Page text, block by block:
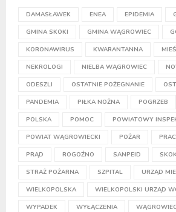
DAMASŁAWEK ENEA EPIDEMIA
GMINA SKOKI GMINA WĄGROWIEC
KORONAWIRUS KWARANTANNA
NEKROLOGI NIELBA WĄGROWIEC
ODESZLI OSTATNIE POŻEGNANIE
PANDEMIA PIŁKA NOŻNA POGRZEB
POLSKA POMOC POWIATOWY
POWIAT WĄGROWIECKI POŻAR
PRĄD ROGOŹNO SANPEID
STRAŻ POŻARNA SZPITAL URZĄD
WIELKOPOLSKA WIELKOPOLSKI URZĄD
WYPADEK WYŁĄCZENIA